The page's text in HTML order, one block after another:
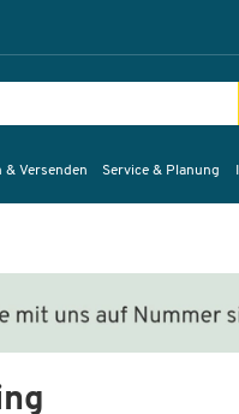
& Versenden Service & Planung